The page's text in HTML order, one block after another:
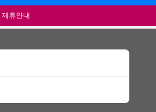
제휴안내